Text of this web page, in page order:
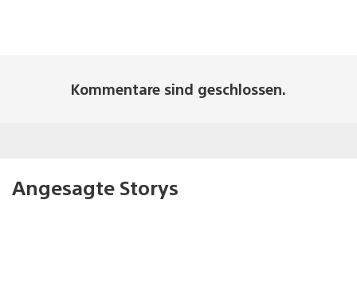
Kommentare sind geschlossen.
Angesagte Storys